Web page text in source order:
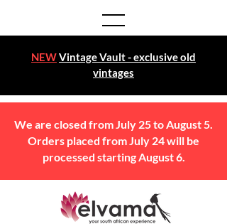
NEWVintage Vault - exclusive old
vintages
We are closed from July 25 to August 5.
Orders placed from July 24 will be
processed starting August 6.